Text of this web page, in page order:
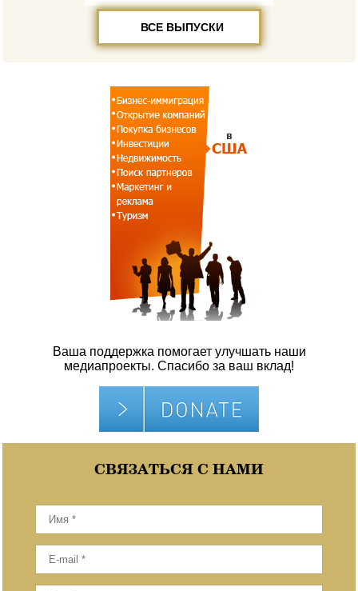
ВСЕ ВЫПУСКИ
Ваша поддержка помогает улучшать наши
медиапроекты. Спасибо за ваш вклад!
СВЯЗАТЬСЯ С НАМИ